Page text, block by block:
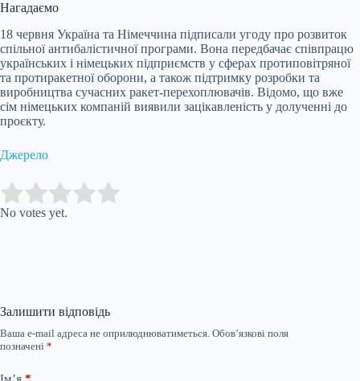
Нагадаємо
18 червня Україна та Німеччина підписали угоду про розвиток
спільної антибалістичної програми. Вона передбачає співпрацю
українських і німецьких підприємств у сферах протиповітряної
та протиракетної оборони, а також підтримку розробки та
виробництва сучасних ракет-перехоплювачів. Відомо, що вже
сім німецьких компаній виявили зацікавленість у долученні до
проєкту.
Джерело
Rate this item:
No votes yet.
Залишити відповідь
Ваша e-mail адреса не оприлюднюватиметься. Обов’язкові поля
позначені *